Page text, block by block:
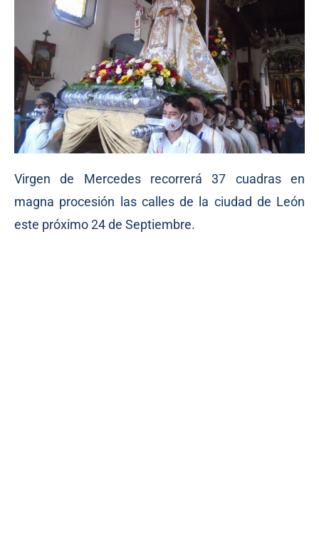
Virgen de Mercedes recorrerá 37 cuadras en
magna procesión las calles de la ciudad de León
este próximo 24 de Septiembre.